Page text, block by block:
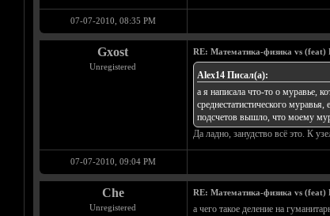
07-07-2010, 08:35 PM
Gxost
Unregistered
RE: Математика-физика vs (feat)
Alex14 Писал(а):
а я написала что-то о муравье,
среднестатистического
подсчетов вышло, что моему
Да ладно, занудство всё это. К
07-07-2010, 09:04 PM
Che
Unregistered
RE: Математика-физика vs (feat)
а чего такое деление на